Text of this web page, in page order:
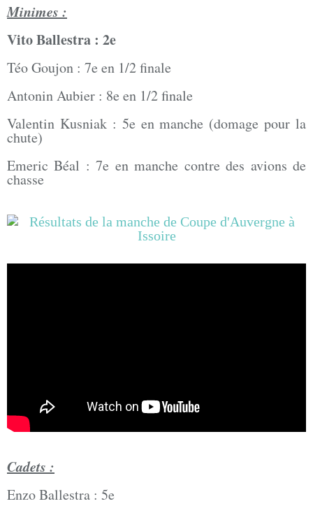
Minimes :
Vito Ballestra : 2e
Téo Goujon : 7e en 1/2 finale
Antonin Aubier : 8e en 1/2 finale
Valentin Kusniak : 5e en manche (domage pour la
chute)
Emeric Béal : 7e en manche contre des avions de
chasse
Cadets :
Enzo Ballestra : 5e